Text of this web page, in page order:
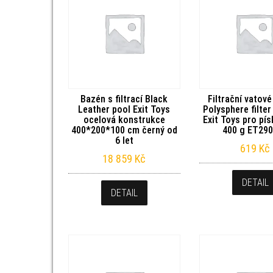
Bazén s filtrací Black
Leather pool Exit Toys
ocelová konstrukce
400*200*100 cm černý od
6 let
18 859 Kč
DETAIL
Filtrační
Polysphere filter
Exit Toys pro
400 g
619 Kč
DETAIL